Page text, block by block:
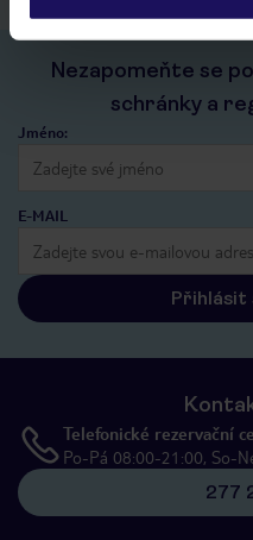
Nezapomeňte se
schránky a
Jméno:
E-MAIL
Přihlásit
Telefonické rezervační
Po-Pá 08:00-21:00, So-
277